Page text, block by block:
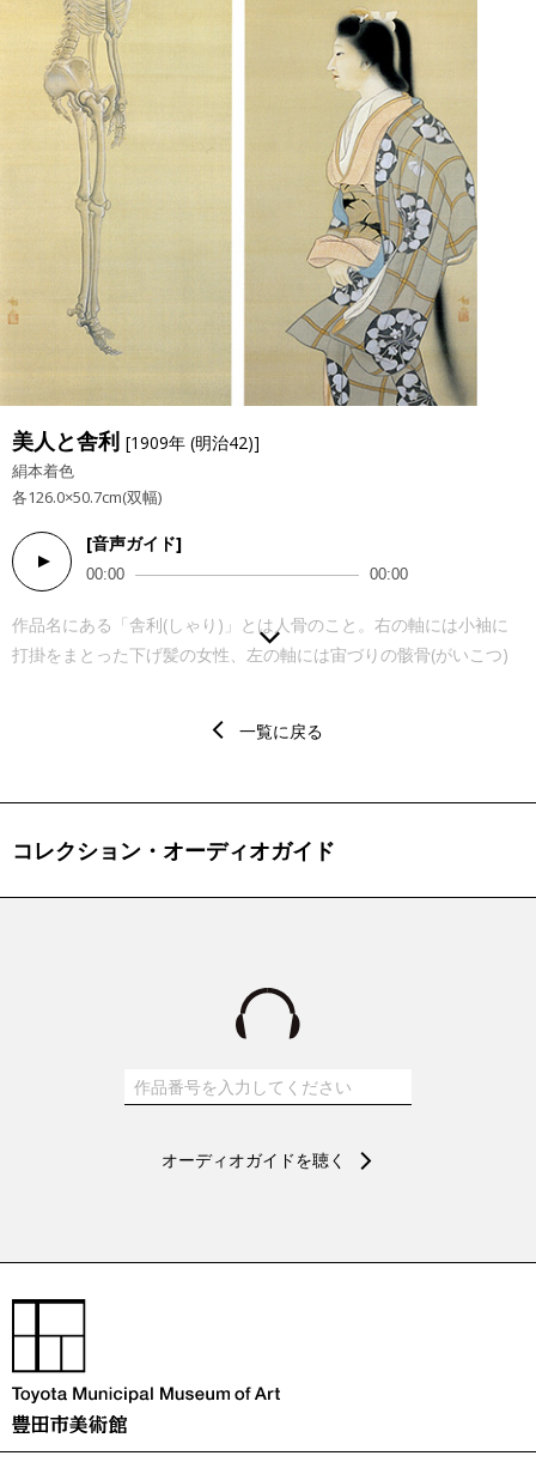
美人と舎利 [1909年 (明治42)]
絹本着色
各126.0×50.7cm(双幅)
[音声ガイド]
Audio
Player
00:00 00:00
作品名にある「舎利(しゃり)」とは人骨のこと。右の軸には小袖に
打掛をまとった下げ髪の女性、左の軸には宙づりの骸骨(がいこつ)
が何者なのかは、その装いにいくつかのヒントがあります。胸には
ま)を思わせます。円の中に描かれているのは河骨(こうほね)という
を『源氏物語』の「葵上(あおいのうえ)」に登場する六条御息所(ろ
くじょうのみやすんどころ)と考えることができます。 ところが画
もしれませんし、生と死の無常観も読み取れます。それぞれのモテ
ィーフは飾り気なく描かれていますが、見れば見るほど不思議で奥
一覧に戻る
コレクション・オーディオガイド
オーディオガイドを聴く